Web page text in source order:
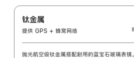
色
色
钛金属
提供 GPS + 蜂窝网络
抛光航空级钛金属搭配耐用的蓝宝石玻璃表镜。